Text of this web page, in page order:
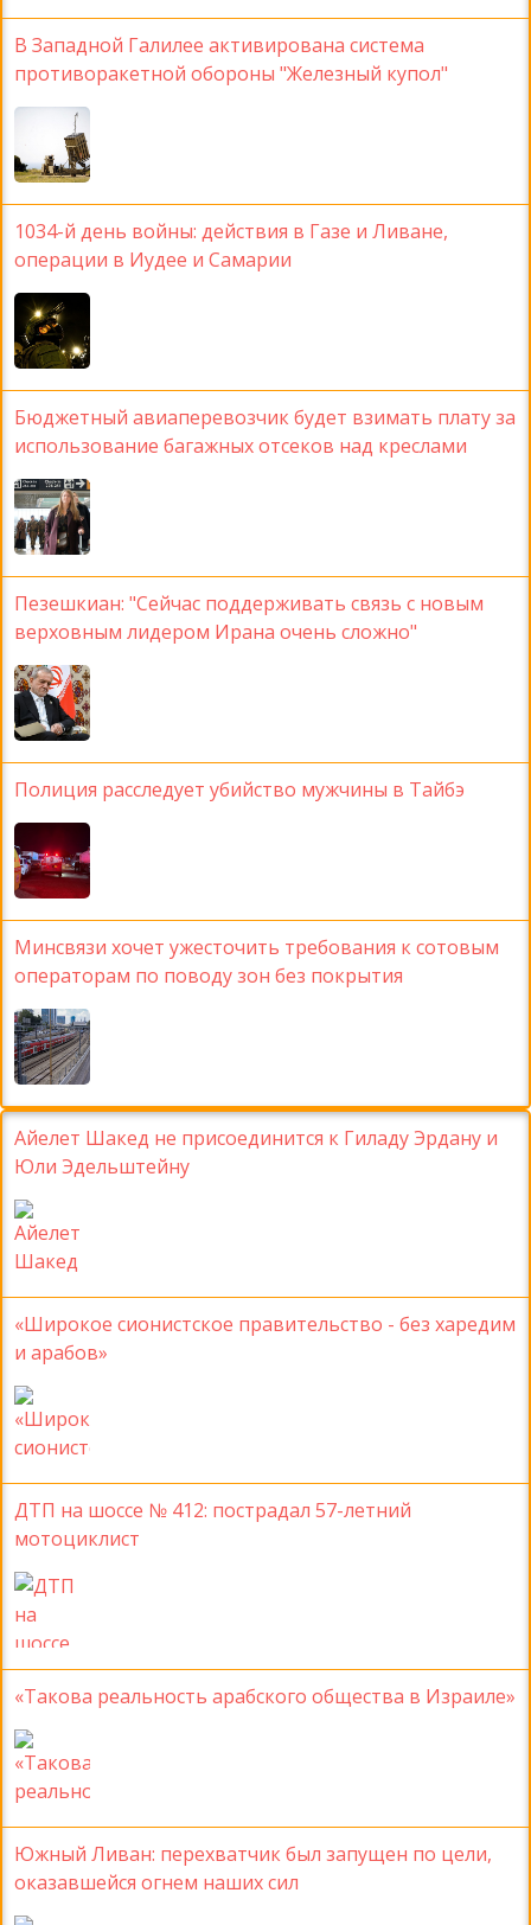
В Западной Галилее активирована система
противоракетной обороны "Железный купол"
1034-й день войны: действия в Газе и Ливане,
операции в Иудее и Самарии
Бюджетный авиаперевозчик будет взимать плату за
использование багажных отсеков над креслами
Пезешкиан: "Сейчас поддерживать связь с новым
верховным лидером Ирана очень сложно"
Полиция расследует убийство мужчины в Тайбэ
Минсвязи хочет ужесточить требования к сотовым
операторам по поводу зон без покрытия
Айелет Шакед не присоединится к Гиладу Эрдану и
Юли Эдельштейну
«Широкое сионистское правительство - без харедим
и арабов»
ДТП на шоссе № 412: пострадал 57-летний
мотоциклист
«Такова реальность арабского общества в Израиле»
Южный Ливан: перехватчик был запущен по цели,
оказавшейся огнем наших сил